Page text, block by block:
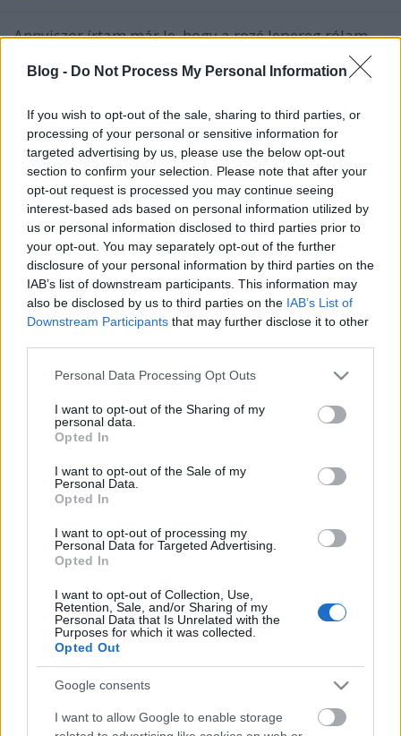
Blog - Do Not Process My Personal Information
If you wish to opt-out of the sale, sharing to third parties, or
processing of your personal or sensitive information for
targeted advertising by us, please use the below opt-out
section to confirm your selection. Please note that after your
opt-out request is processed you may continue seeing
interest-based ads based on personal information utilized by
us or personal information disclosed to third parties prior to
your opt-out. You may separately opt-out of the further
disclosure of your personal information by third parties on the
IAB’s list of downstream participants. This information may
also be disclosed by us to third parties on the IAB’s List of
Downstream Participants that may further disclose it to other
Please note that this website/app uses one or more Google
not limited to your visit or usage behaviour. You may click to
grant or deny consent to Google and its third-party tags to
use your data for below specified purposes in below Google
consent section.
Personal Data Processing Opt Outs
I want to opt-out of the Sharing of my
personal data.
Opted In
I want to opt-out of the Sale of my
Personal Data.
Opted In
I want to opt-out of processing my
Personal Data for Targeted Advertising.
Opted In
I want to opt-out of Collection, Use,
Retention, Sale, and/or Sharing of my
Personal Data that Is Unrelated with the
Purposes for which it was collected.
Opted Out
Google consents
I want to allow Google to enable storage
Annyiszor írtam már le, hogy a rozé lepereg rólam,
vagy én pattanok le róla, hogy a rosszul leplezett
önismétlés helyett inkábblinkelek. A ...
Villány Reloaded
Octopus•2012. május 21.
Ha leporoljuk időről-időre előhúzottkékfrankos-
radarunkatés vetünk rá egy pillantást, számos
fényes folt rajzolódik ki a szemünk előtt. ...
Szeleshát Pinot Noir 2009
palack•2012. május 18.
Pinot-k évjáratait:hétésnyolcután nekem a kilences
jött (be.) Egyébként mostanában ...
Interjú Nemes Richárddal, a Pannon
Bormustra szervezőjével
alföldi merlot•2012. május 17.
Kérlek, vázold föl,hogy nagy vonalak
működik a Pannon Bormustra. A lebonyolítás
rendjében volt-e valamilyen változás a tavalyihoz ...
HetedHétHatár
Tokaji dűlők kóstolója
•2012. május 16.